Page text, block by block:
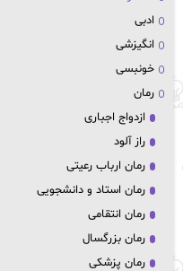
ادبی
انگیزشی
خونبسی
رمان
ازدواج اجباری
راز آلود
رمان ارباب رعیتی
رمان استاد و دانشجویی
رمان انتقامی
رمان بزرگسال
رمان پزشکی